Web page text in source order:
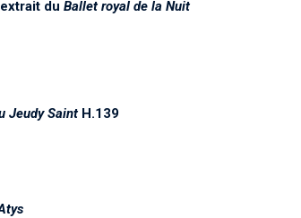
extrait duBallet royal de la Nuit
Jeudy SaintH.139